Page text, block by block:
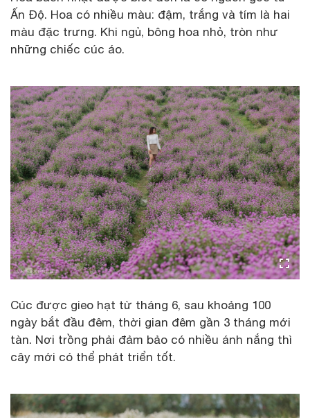
Ấn Độ. Hoa có nhiều màu: đậm, trắng và tím là hai
màu đặc trưng. Khi ngủ, bông hoa nhỏ, tròn như
những chiếc cúc áo.
Cúc được gieo hạt từ tháng 6, sau khoảng 100
ngày bắt đầu đêm, thời gian đêm gần 3 tháng mới
tàn. Nơi trồng phải đảm bảo có nhiều ánh nắng thì
cây mới có thể phát triển tốt.